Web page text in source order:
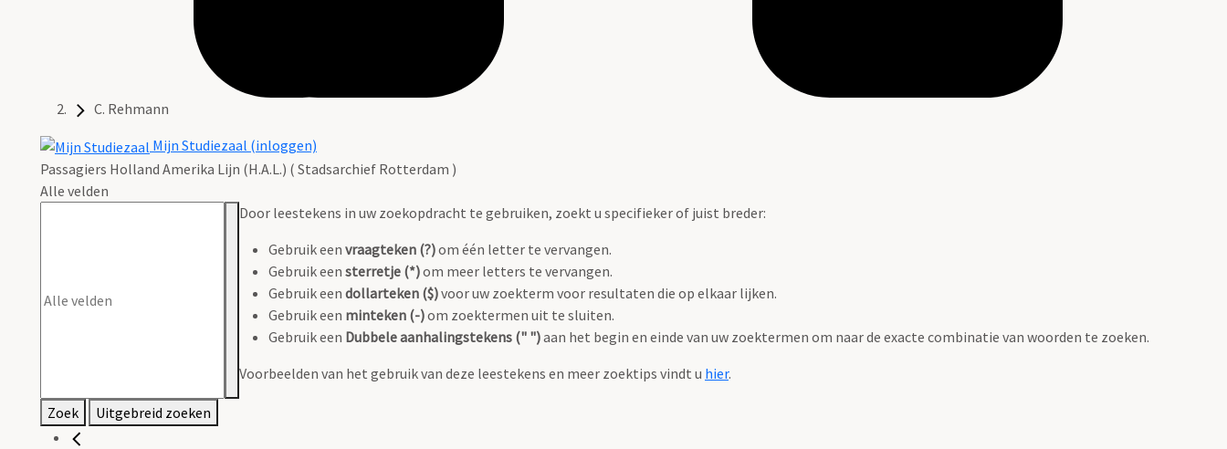
C. Rehmann
Mijn Studiezaal (inloggen)
Passagiers Holland Amerika Lijn (H.A.L.) ( Stadsarchief Rotterdam )
Alle velden
Door leestekens in uw zoekopdracht te gebruiken, zoekt u specifieker of juist breder:
Gebruik een vraagteken (?)om één letter te vervangen.
Gebruik een sterretje (*)om meer letters te vervangen.
Gebruik een dollarteken ($)voor uw zoekterm voor resultaten die op elkaar lijken.
Gebruik een minteken (-)om zoektermen uit te sluiten.
Gebruik een Dubbele aanhalingstekens (" ")aan het begin en einde van uw zoektermen om naar de exacte combinatie van woorden te zoeken.
Voorbeelden van het gebruik van deze leestekens en meer zoektips vindt u hier.
Zoek Uitgebreid zoeken